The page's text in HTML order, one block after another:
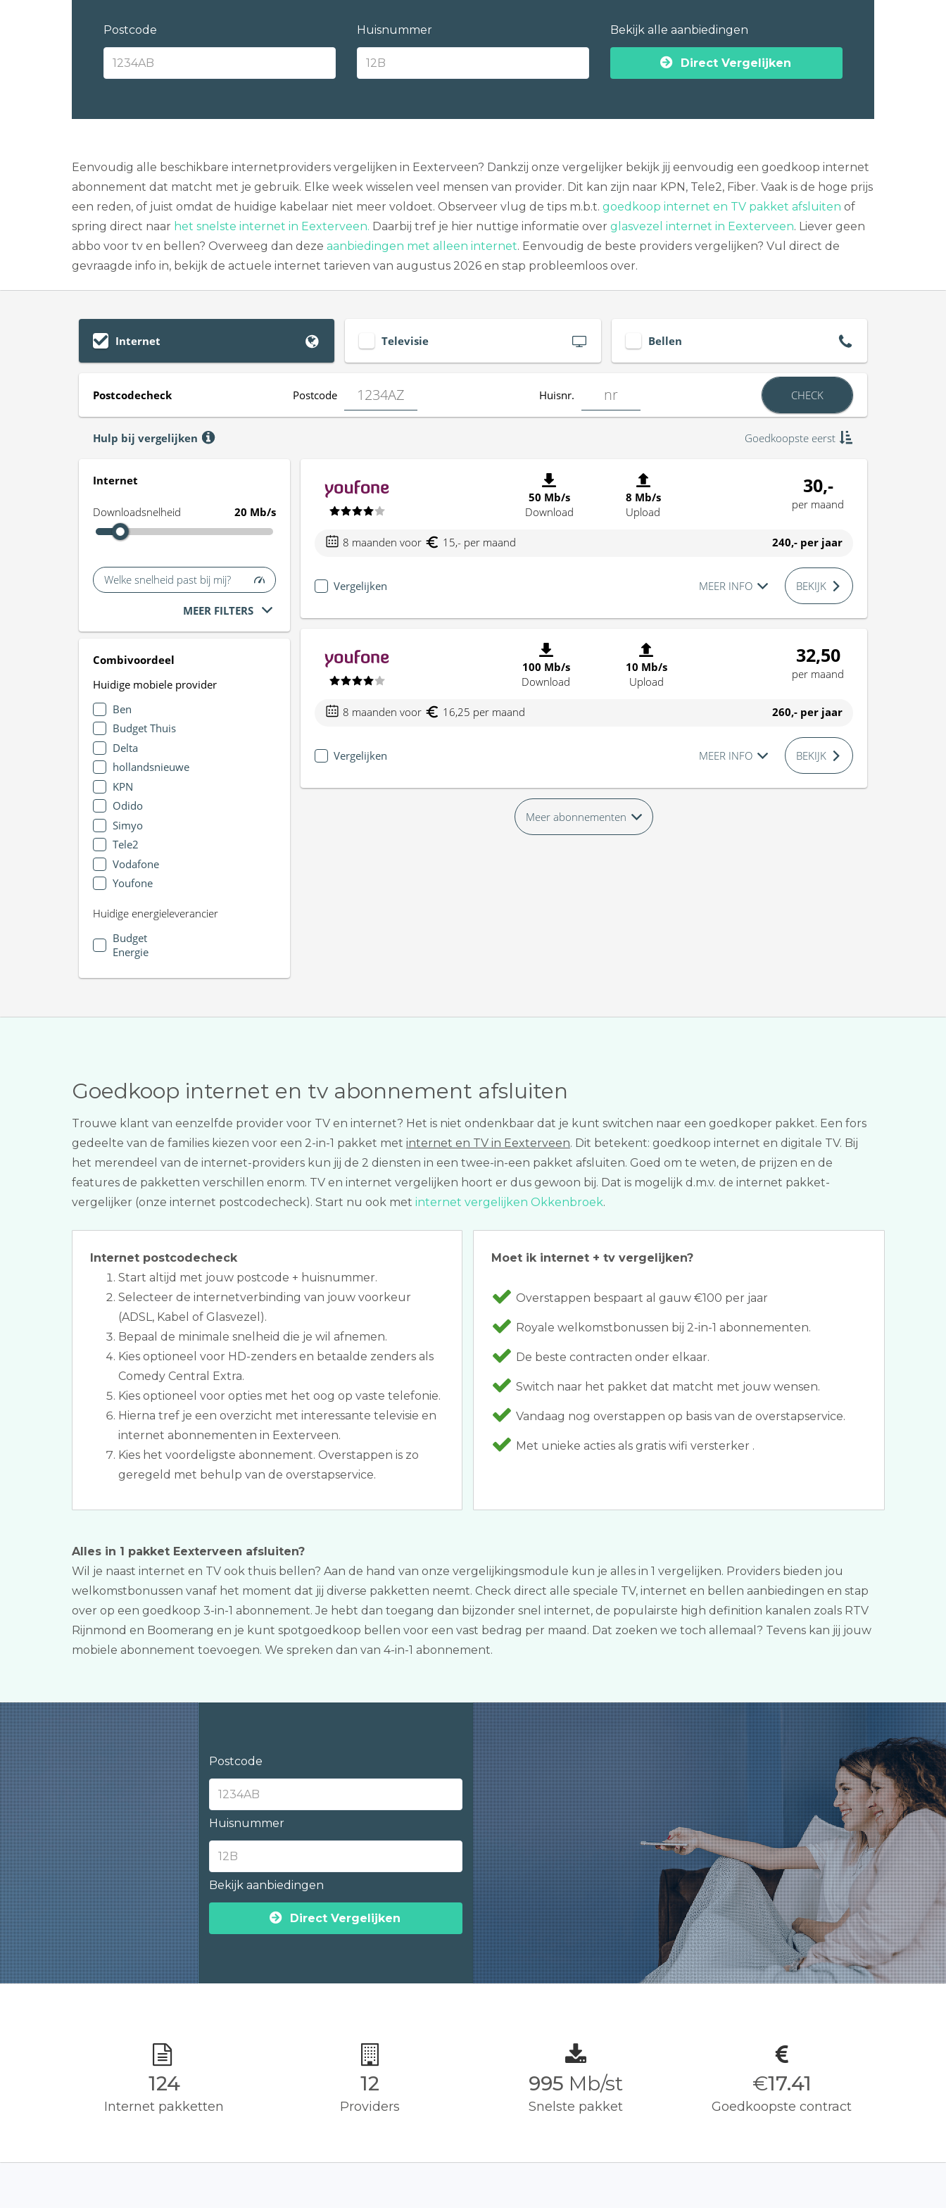
Postcode Huisnummer Bekijk alle aanbiedingen
Direct Vergelijken
Eenvoudig alle beschikbare internetproviders vergelijken in Eexterveen? Dankzij onze vergelijker bekijk jij eenvoudig een goedkoop internet
abonnement dat matcht met je gebruik. Elke week wisselen veel mensen van provider. Dit kan zijn naar KPN, Tele2, Fiber. Vaak is de hoge prijs
een reden, of juist omdat de huidige kabelaar niet meer voldoet. Observeer vlug de tips m.b.t. goedkoop internet en TV pakket afsluiten of
spring direct naar het snelste internet in Eexterveen. Daarbij tref je hier nuttige informatie over glasvezel internet in Eexterveen. Liever geen
abbo voor tv en bellen? Overweeg dan deze aanbiedingen met alleen internet. Eenvoudig de beste providers vergelijken? Vul direct de
gevraagde info in, bekijk de actuele internet tarieven van augustus 2026 en stap probleemloos over.
Internet Televisie Bellen
Postcodecheck Postcode Huisnr. CHECK
Hulp bij vergelijken Goedkoopste eerst
Internet
Downloadsnelheid 20 Mb/s
Welke snelheid past bij mij?
MEER FILTERS
Combivoordeel
Huidige mobiele provider
Ben
Budget Thuis
Delta
hollandsnieuwe
KPN
Odido
Simyo
Tele2
Vodafone
Youfone
Huidige energieleverancier
Budget
Energie
50 Mb/s
Download
8 Mb/s
Upload
30,-
per maand
8 maanden voor 15,- per maand 240,- per jaar
Vergelijken MEER INFO BEKIJK
100 Mb/s
Download
10 Mb/s
Upload
32,50
per maand
8 maanden voor 16,25 per maand 260,- per jaar
Vergelijken MEER INFO BEKIJK
Meer abonnementen
Goedkoop internet en tv abonnement afsluiten
Trouwe klant van eenzelfde provider voor TV en internet? Het is niet ondenkbaar dat je kunt switchen naar een goedkoper pakket. Een fors
gedeelte van de families kiezen voor een 2-in-1 pakket met internet en TV in Eexterveen. Dit betekent: goedkoop internet en digitale TV. Bij
het merendeel van de internet-providers kun jij de 2 diensten in een twee-in-een pakket afsluiten. Goed om te weten, de prijzen en de
features de pakketten verschillen enorm. TV en internet vergelijken hoort er dus gewoon bij. Dat is mogelijk d.m.v. de internet pakket-
vergelijker (onze internet postcodecheck). Start nu ook met internet vergelijken Okkenbroek.
Internet postcodecheck
Start altijd met jouw postcode + huisnummer.
Selecteer de internetverbinding van jouw voorkeur
(ADSL, Kabel of Glasvezel).
Bepaal de minimale snelheid die je wil afnemen.
Kies optioneel voor HD-zenders en betaalde zenders als
Comedy Central Extra.
Kies optioneel voor opties met het oog op vaste telefonie.
Hierna tref je een overzicht met interessante televisie en
internet abonnementen in Eexterveen.
Kies het voordeligste abonnement. Overstappen is zo
geregeld met behulp van de overstapservice.
Moet ik internet + tv vergelijken?
Overstappen bespaart al gauw €100 per jaar
Royale welkomstbonussen bij 2-in-1 abonnementen.
De beste contracten onder elkaar.
Switch naar het pakket dat matcht met jouw wensen.
Vandaag nog overstappen op basis van de overstapservice.
Met unieke acties als gratis wifi versterker .
Alles in 1 pakket Eexterveen afsluiten?
Wil je naast internet en TV ook thuis bellen? Aan de hand van onze vergelijkingsmodule kun je alles in 1 vergelijken. Providers bieden jou
welkomstbonussen vanaf het moment dat jij diverse pakketten neemt. Check direct alle speciale TV, internet en bellen aanbiedingen en stap
over op een goedkoop 3-in-1 abonnement. Je hebt dan toegang dan bijzonder snel internet, de populairste high definition kanalen zoals RTV
Rijnmond en Boomerang en je kunt spotgoedkoop bellen voor een vast bedrag per maand. Dat zoeken we toch allemaal? Tevens kan jij jouw
mobiele abonnement toevoegen. We spreken dan van 4-in-1 abonnement.
Postcode
Huisnummer
Bekijk aanbiedingen
Direct Vergelijken
125
Internet pakketten
12
Providers
1,000Mb/st
Snelste pakket
€17.50
Goedkoopste contract